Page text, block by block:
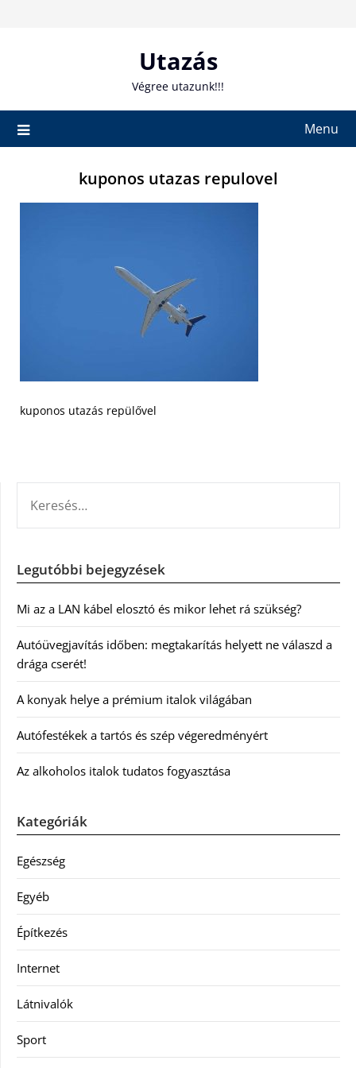
Utazás
Végree utazunk!!!
Menu
kuponos utazas repulovel
kuponos utazás repülővel
Legutóbbi bejegyzések
Mi az a LAN kábel elosztó és mikor lehet rá szükség?
Autóüvegjavítás időben: megtakarítás helyett ne válaszd a
drága cserét!
A konyak helye a prémium italok világában
Autófestékek a tartós és szép végeredményért
Az alkoholos italok tudatos fogyasztása
Kategóriák
Egészség
Egyéb
Építkezés
Internet
Látnivalók
Sport